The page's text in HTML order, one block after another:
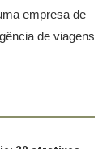
empresa de
de viagens